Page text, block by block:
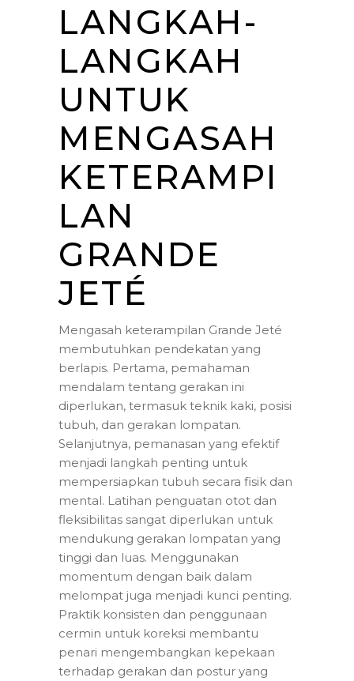
LANGKAH-
LANGKAH
UNTUK
MENGASAH
KETERAMPI
LAN
GRANDE
JETÉ
Mengasah keterampilan Grande Jeté
membutuhkan pendekatan yang
berlapis. Pertama, pemahaman
mendalam tentang gerakan ini
diperlukan, termasuk teknik kaki, posisi
tubuh, dan gerakan lompatan.
Selanjutnya, pemanasan yang efektif
menjadi langkah penting untuk
mempersiapkan tubuh secara fisik dan
mental. Latihan penguatan otot dan
fleksibilitas sangat diperlukan untuk
mendukung gerakan lompatan yang
tinggi dan luas. Menggunakan
momentum dengan baik dalam
melompat juga menjadi kunci penting.
Praktik konsisten dan penggunaan
cermin untuk koreksi membantu
penari mengembangkan kepekaan
terhadap gerakan dan postur yang